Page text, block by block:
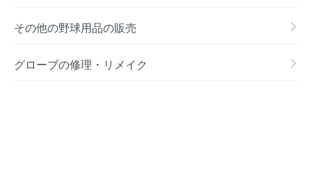
その他の野球用品の販売
グローブの修理・リメイク